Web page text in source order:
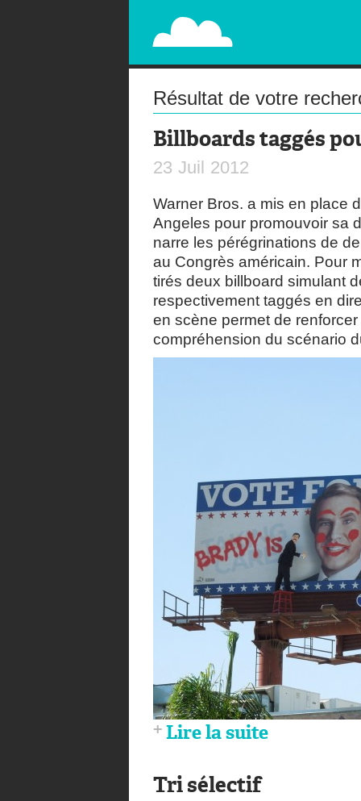
PAPERPLANE
STREET, AMBIENT, GUÉRILLA MARKETING
Résultat de votre
Billboards taggés
23 Juil 2012
Warner Bros. a mis en place
Angeles pour promouvoir sa
narre les pérégrinations de
au Congrès américain. Pour
tirés deux billboard simulant
respectivement taggés en
en scène permet de
compréhension du scénario
Lire la suite
Tri sélectif